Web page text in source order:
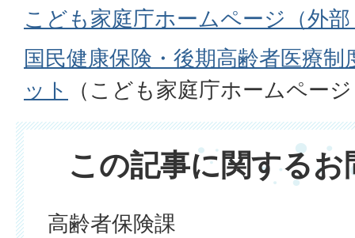
こども家庭庁ホームページ（外
国民健康保険・後期高齢者医療
ット
（こども家庭庁ホームペー
この記事に関する
高齢者保険課